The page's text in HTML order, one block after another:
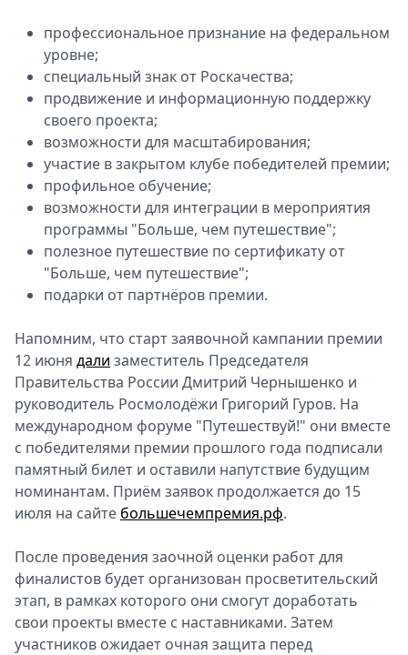
профессиональное признание на федеральном
уровне;
специальный знак от Роскачества;
продвижение и информационную поддержку
своего проекта;
возможности для масштабирования;
участие в закрытом клубе победителей премии;
профильное обучение;
возможности для интеграции в мероприятия
программы "Больше, чем путешествие";
полезное путешествие по сертификату от
"Больше, чем путешествие";
подарки от партнёров премии.
Напомним, что старт заявочной кампании премии
12 июня дали заместитель Председателя
Правительства России Дмитрий Чернышенко и
руководитель Росмолодёжи Григорий Гуров. На
международном форуме "Путешествуй!" они вместе
с победителями премии прошлого года подписали
памятный билет и оставили напутствие будущим
номинантам. Приём заявок продолжается до 15
июля на сайте большечемпремия.рф.
После проведения заочной оценки работ для
финалистов будет организован просветительский
этап, в рамках которого они смогут доработать
свои проекты вместе с наставниками. Затем
участников ожидает очная защита перед